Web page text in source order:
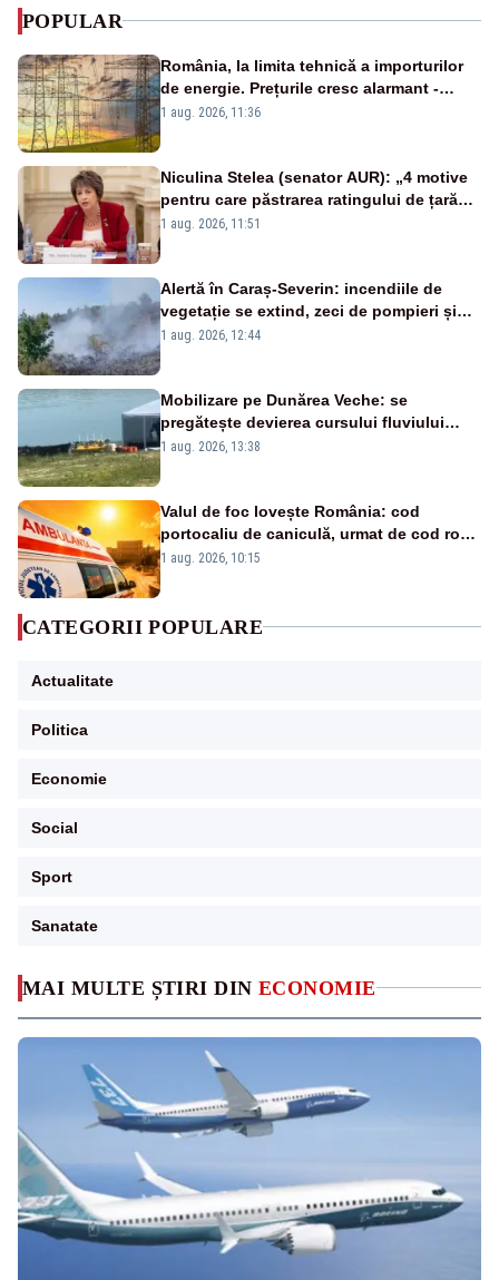
MAI MULTE ȘTIRI DIN ECONOMIE
POPULAR
România, la limita tehnică a importurilor
de energie. Prețurile cresc alarmant -
Analiză Realitatea Plus
1 aug. 2026, 11:36
Niculina Stelea (senator AUR): „4 motive
pentru care păstrarea ratingului de țară
nu este o reușită pentru Guvernul
1 aug. 2026, 11:51
Alertă în Caraș-Severin: incendiile de
vegetație se extind, zeci de pompieri și
silvicultori se luptă cu flăcările - VIDEO
1 aug. 2026, 12:44
Mobilizare pe Dunărea Veche: se
pregătește devierea cursului fluviului
către Cernavodă – VIDEO
1 aug. 2026, 13:38
Valul de foc lovește România: cod
portocaliu de caniculă, urmat de cod roșu
duminică. Temperaturile urcă spre 40°C
1 aug. 2026, 10:15
CATEGORII POPULARE
Actualitate
Politica
Economie
Social
Sport
Sanatate